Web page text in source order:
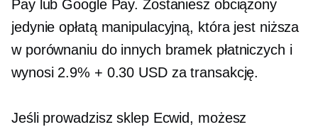
Pay lub Google Pay. Zostaniesz obciążony
jedynie opłatą manipulacyjną, która jest niższa
w porównaniu do innych bramek płatniczych i
wynosi 2.9% + 0.30 USD za transakcję.
Jeśli prowadzisz sklep Ecwid, możesz